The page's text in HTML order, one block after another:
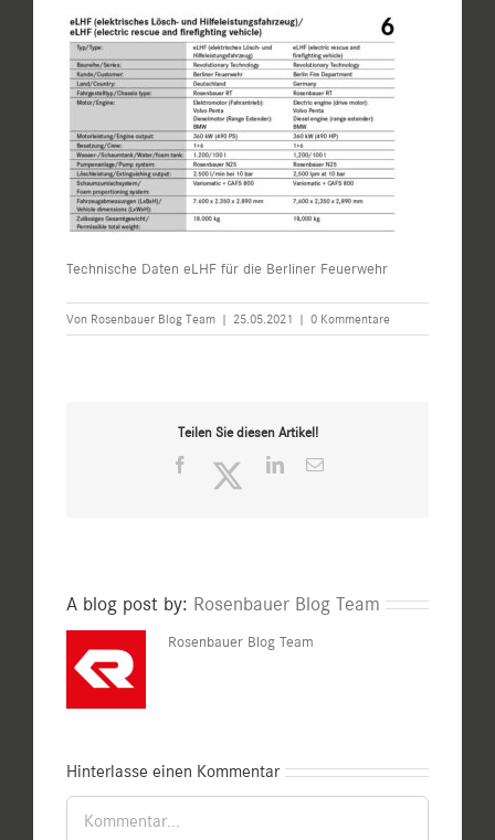
Technische Daten eLHF für die Berliner Feuerwehr
Von Rosenbauer Blog Team | 25.05.2021 | 0 Kommentare
Teilen Sie diesen Artikel!
Facebook TwitterLinkedIn
E-
A blog post by: Rosenbauer Blog Team
Rosenbauer Blog Team
Hinterlasse einen Kommentar
Kommentar